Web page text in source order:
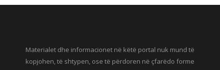
Materialet dhe informacionet në këtë portal nuk mund të
kopjohen, të shtypen, ose të përdoren në çfarëdo forme